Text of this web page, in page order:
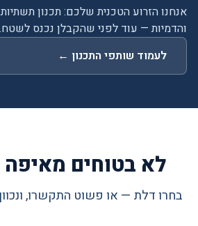
אנחנו הזרוע הטכנית שלכם: תכנון
והדמיות — עוד לפני שהקבלן נכנס לשטח.
לעמוד שותפי התכנון ←
לא בטוחים
בחרו דלת — או פשוט התקשרו,